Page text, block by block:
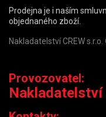
Prodejna je i naším
objednaného zboží.
Nakladatelství CREW
Provozovatel:
Nakladatelství